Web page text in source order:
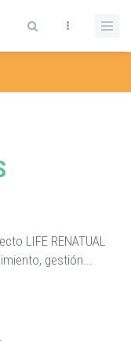
LIFE RENATUAL
gestión...